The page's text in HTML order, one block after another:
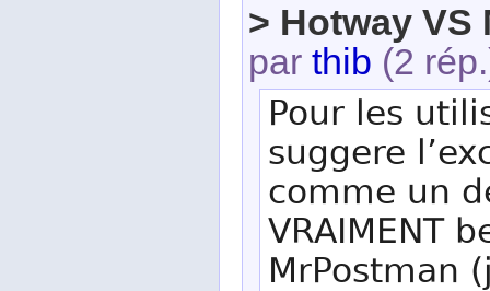
> Hotway VS
par thib (2
Pour les
suggere
comme un
VRAIMENT
MrPostman